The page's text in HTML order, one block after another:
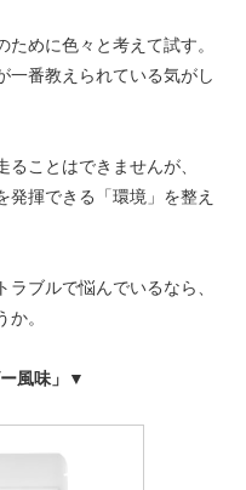
めに色々と考えて試す。
一番教えられている気がし
ことはできませんが、
発揮できる「環境」を整え
ブルで悩んでいるなら、
。
風味」▼